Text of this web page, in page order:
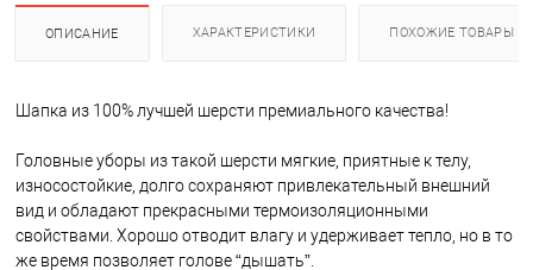
ОПИСАНИЕ ХАРАКТЕРИСТИКИ ПОХОЖИЕ ТОВАРЫ
Шапка из 100% лучшей шерсти премиального качества!
Головные уборы из такой шерсти мягкие, приятные к телу,
износостойкие, долго сохраняют привлекательный внешний
вид и обладают прекрасными термоизоляционными
свойствами. Хорошо отводит влагу и удерживает тепло, но в то
же время позволяет голове “дышать”.